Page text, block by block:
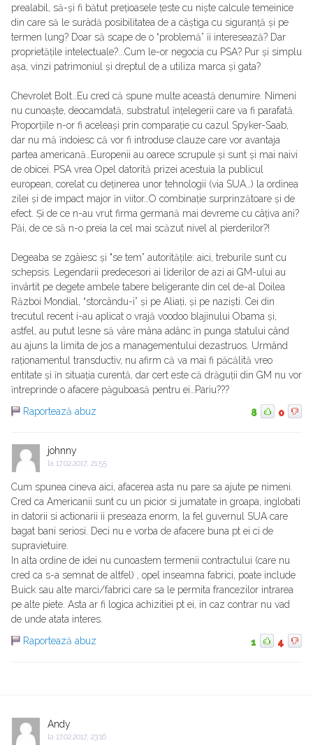
prealabil, să-și fi bătut prețioasele țeste cu niște calcule temeinice
din care să le surâdă posibilitatea de a câștiga cu siguranță și pe
termen lung? Doar să scape de o “problemă” ȋi interesează? Dar
proprietățile intelectuale?...Cum le-or negocia cu PSA? Pur și simplu
așa, vinzi patrimoniul și dreptul de a utiliza marca și gata?
Chevrolet Bolt…Eu cred că spune multe această denumire. Nimeni
nu cunoaște, deocamdată, substratul ȋnțelegerii care va fi parafată.
Proporțiile n-or fi aceleași prin comparație cu cazul Spyker-Saab,
dar nu mă ȋndoiesc că vor fi introduse clauze care vor avantaja
partea americană…Europenii au oarece scrupule și sunt și mai naivi
de obicei. PSA vrea Opel datorită prizei acestuia la publicul
european, corelat cu deținerea unor tehnologii (via SUA…) la ordinea
zilei și de impact major ȋn viitor…O combinație surprinzătoare și de
efect. Și de ce n-au vrut firma germană mai devreme cu câțiva ani?
Păi, de ce să n-o preia la cel mai scăzut nivel al pierderilor?!
Degeaba se zgâiesc și "se tem” autoritățile: aici, treburile sunt cu
schepsis. Legendarii predecesori ai liderilor de azi ai GM-ului au
ȋnvârtit pe degete ambele tabere beligerante din cel de-al Doilea
Război Mondial, “storcându-i” și pe Aliați, și pe naziști. Cei din
trecutul recent i-au aplicat o vrajă voodoo blajinului Obama și,
astfel, au putut lesne să vâre mâna adânc ȋn punga statului când
au ajuns la limita de jos a managementului dezastruos. Urmând
raționamentul transductiv, nu afirm că va mai fi păcălită vreo
entitate și ȋn situația curentă, dar cert este că drăguții din GM nu vor
ȋntreprinde o afacere păguboasă pentru ei…Pariu???
Raportează abuz
8 0
johnny
la 17.02.2017, 21:55
Cum spunea cineva aici, afacerea asta nu pare sa ajute pe nimeni.
Cred ca Americanii sunt cu un picior si jumatate in groapa, inglobati
in datorii si actionarii ii preseaza enorm, la fel guvernul SUA care
bagat bani seriosi. Deci nu e vorba de afacere buna pt ei ci de
supravietuire.
In alta ordine de idei nu cunoastem termenii contractului (care nu
cred ca s-a semnat de altfel) , opel inseamna fabrici, poate include
Buick sau alte marci/fabrici care sa le permita francezilor intrarea
pe alte piete. Asta ar fi logica achizitiei pt ei, in caz contrar nu vad
de unde atata interes.
Raportează abuz
1 4
Andy
la 17.02.2017, 23:16